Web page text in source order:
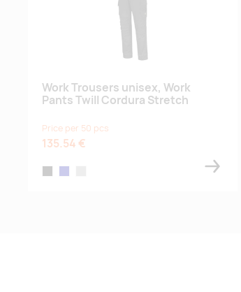
Work Trousers unisex, Work
Pants Twill Cordura Stretch
Price per 50 pcs
135.54 €